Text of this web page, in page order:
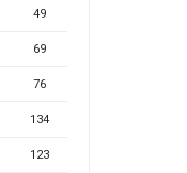
49
69
76
134
123